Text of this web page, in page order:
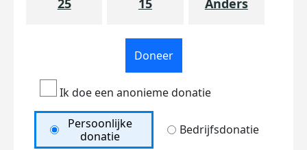
25 15 Anders
Doneer
Ik doe een anonieme donatie
Persoonlijke
donatie
Bedrijfsdonatie